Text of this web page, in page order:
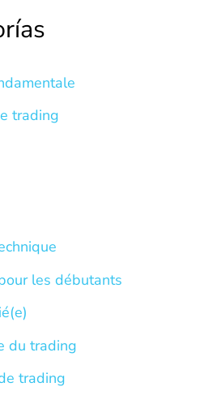
trading
les débutants
du trading
trading